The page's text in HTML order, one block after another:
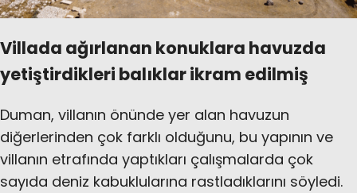
Villada ağırlanan konuklara havuzda
yetiştirdikleri balıklar ikram edilmiş
Duman, villanın önünde yer alan havuzun
diğerlerinden çok farklı olduğunu, bu yapının ve
villanın etrafında yaptıkları çalışmalarda çok
sayıda deniz kabuklularına rastladıklarını söyledi.